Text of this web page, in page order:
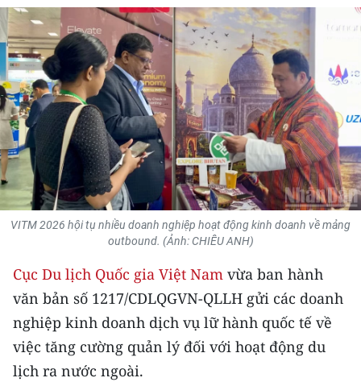
GIÁO DỤC
Y TẾ
KHOA HỌC - CÔNG NGHỆ
MÔI TRƯỜNG
BẠN ĐỌC
KIỂM CHỨNG THÔNG TIN
54 DÂN TỘC VIỆT NAM
CHƯƠNG TRÌNH OCOP - MỖI XÃ
MỘT SẢN PHẨM
VITM 2026 hội tụ nhiều doanh nghiệp hoạt động kinh doanh về mảng
outbound. (Ảnh: CHIÊU ANH)
Cục Du lịch Quốc gia Việt Nam vừa ban hành
văn bản số 1217/CDLQGVN-QLLH gửi các doanh
nghiệp kinh doanh dịch vụ lữ hành quốc tế về
việc tăng cường quản lý đối với hoạt động du
lịch ra nước ngoài.